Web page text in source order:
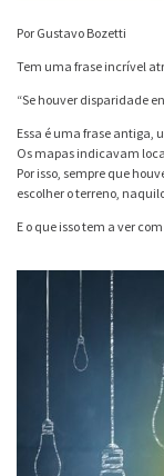
Por Gustavo Bozetti
Tem uma frase incrível
“Se houver disparidade
Essa é uma frase antiga,
Os mapas indicavam
Por isso, sempre que
escolher o terreno,
E o que isso tem a ver